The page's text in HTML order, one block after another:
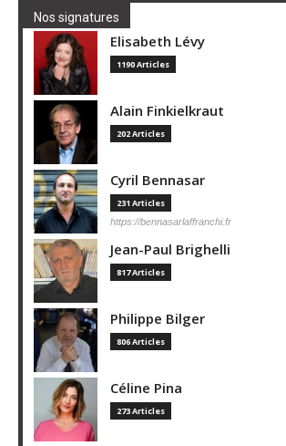
Nos signatures
Elisabeth Lévy
1190 Articles
Alain Finkielkraut
202 Articles
Cyril Bennasar
231 Articles
https://bennasarlaffranchi.fr
Jean-Paul Brighelli
817 Articles
Philippe Bilger
806 Articles
Céline Pina
273 Articles